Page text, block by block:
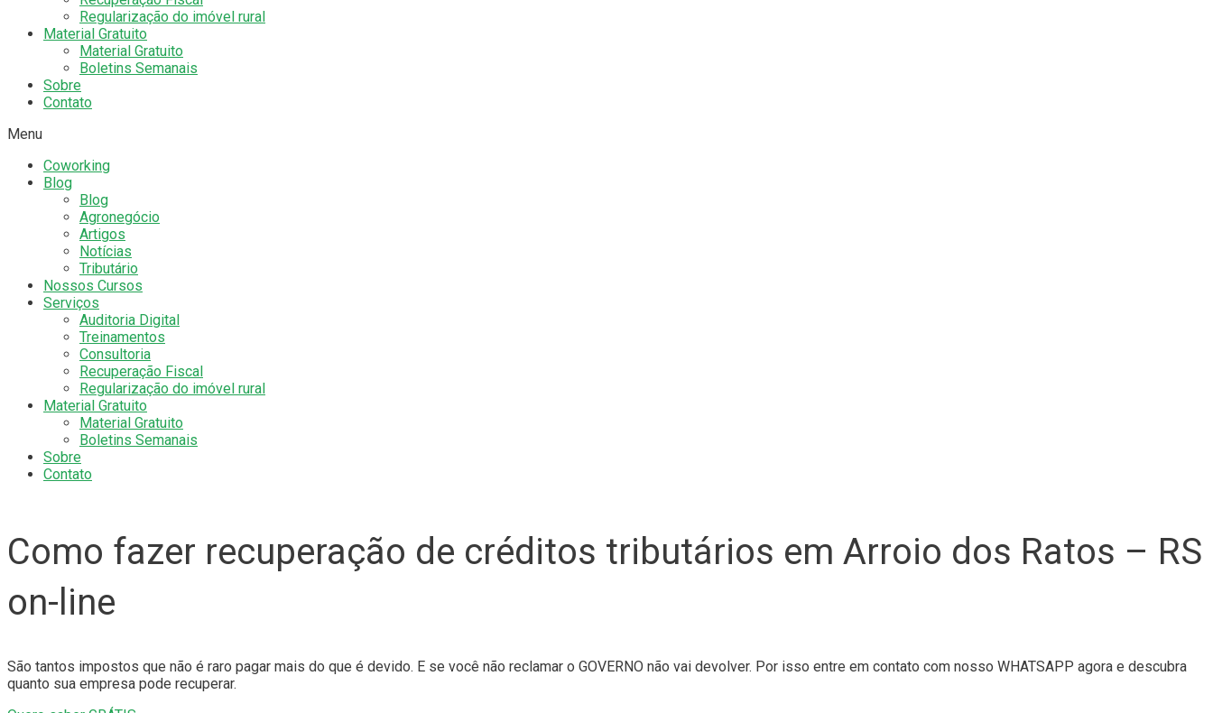
Regularização do imóvel rural
Material Gratuito
Material Gratuito
Boletins Semanais
Sobre
Contato
Menu
Coworking
Blog
Blog
Agronegócio
Artigos
Notícias
Tributário
Nossos Cursos
Serviços
Auditoria Digital
Treinamentos
Consultoria
Recuperação Fiscal
Regularização do imóvel rural
Material Gratuito
Material Gratuito
Boletins Semanais
Sobre
Contato
Como fazer recuperação de créditos tributários em Arroio dos Ratos – RS
on-line
São tantos impostos que não é raro pagar mais do que é devido. E se você não reclamar o GOVERNO não vai devolver. Por isso entre em contato com nosso WHATSAPP agora e descubra
quanto sua empresa pode recuperar.